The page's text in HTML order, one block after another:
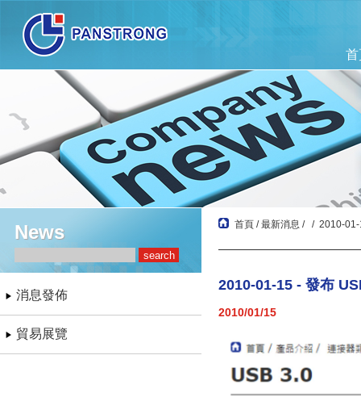
首
News
消息發佈
貿易展覽
首頁 /最新消息 / / 2010-01-
2010-01-15 - 發布
2010/01/15